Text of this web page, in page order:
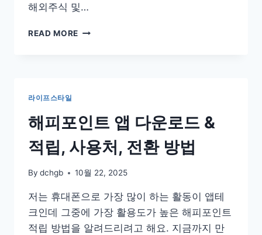
해외주식 및…
READ MORE
로
드
및
사
법
라이프스타일
해피포인트 앱 다운로드 &
적립, 사용처, 전환 방법
By dchgb 10월 22, 2025
저는 휴대폰으로 가장 많이 하는 활동이 앱테
크인데 그중에 가장 활용도가 높은 해피포인트
적립 방법을 알려드리려고 해요. 지금까지 만